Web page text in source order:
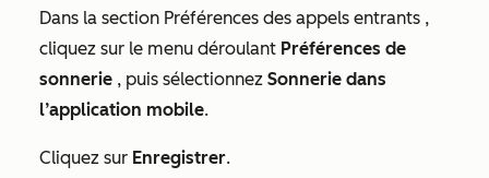
Dans la section Préférences des appels entrants ,
cliquez sur le menu déroulant Préférences de
sonnerie , puis sélectionnez Sonnerie dans
l’application mobile.
Cliquez sur Enregistrer.